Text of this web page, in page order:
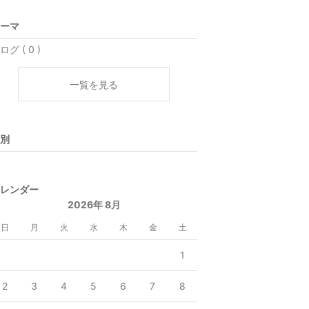
マ
グ ( 0 )
一覧を見る
ンダー
2026年 8月
日 月 火 水 木 金 土
1
2 3 4 5 6 7 8